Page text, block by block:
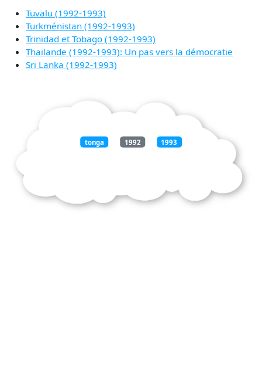
Tuvalu (1992-1993)
Turkménistan (1992-1993)
Trinidad et Tobago (1992-1993)
Thaïlande (1992-1993): Un pas vers la démocratie
Sri Lanka (1992-1993)
tonga 1992 1993